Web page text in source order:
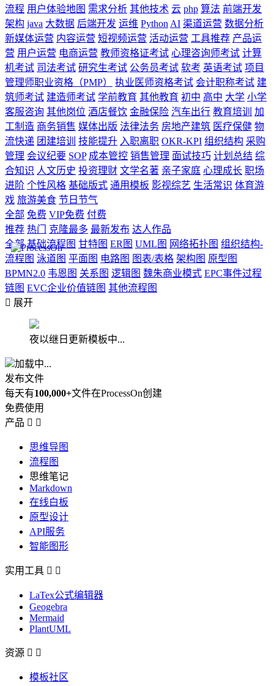
流程 用户体验地图 需求分析 其他技术 云 php 算法 前端开发
架构 java 大数据 后端开发 运维 Python AI 渠道运营 数据分析
新媒体运营 内容运营 短视频运营 活动运营 工具推荐 产品运
营 用户运营 电商运营 教师资格证考试 心理咨询师考试 计算
机考试 司法考试 研究生考试 公务员考试 软考 英语考试 项目
管理师职业资格（PMP）
执业医师资格考试 会计职称考试 建
筑师考试 建造师考试 学前教育 其他教育 初中 高中 大学 小学
客服咨询 其他岗位 酒店餐饮 金融保险 汽车出行 教育培训
加
工制造 商务销售 媒体出版 法律法务 房地产建筑 医疗保健 物
流快递 团建培训 技能提升 入职离职 OKR-KPI 组织结构 采购
管理 会议纪要 SOP 成本管控 销售管理 面试技巧 计划总结 综
合知识 人文历史 投资理财 文学名著 亲子家庭 心理成长 职场
进阶 个性风格 基础版式 通用模板 影视综艺 生活常识 体育游
戏 旅游美食 节日节气
全部 免费 VIP免费 付费
推荐 热门 克隆最多 最新发布 达人作品
全部 基础流程图 甘特图 ER图 UML图 网络拓扑图 组织结构-
流程图 泳道图 平面图 电路图 图表/表格 架构图 原型图
BPMN2.0 韦恩图 关系图 逻辑图 魏朱商业模式 EPC事件过程
链图 EVC企业价值链图 其他流程图
 展开
夜以继日更新模板中...
加载中...
发布文件
每天有100,000+文件在ProcessOn创建
免费使用
产品  
思维导图
流程图
思维笔记
Markdown
在线白板
原型设计
API服务
智能图形
实用工具  
LaTex公式编辑器
Geogebra
Mermaid
PlantUML
资源  
模板社区